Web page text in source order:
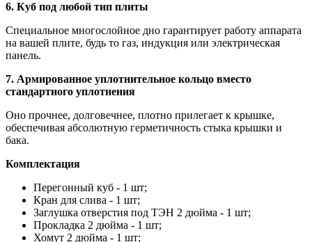
6. Куб под любой тип плиты
Специальное многослойное дно гарантирует работу аппарата
на вашей плите, будь то газ, индукция или электрическая
панель.
7. Армированное уплотнительное кольцо вместо
стандартного уплотнения
Оно прочнее, долговечнее, плотно прилегает к крышке,
обеспечивая абсолютную герметичность стыка крышки и
бака.
Комплектация
Перегонный куб - 1 шт;
Кран для слива - 1 шт;
Заглушка отверстия под ТЭН 2 дюйма - 1 шт;
Прокладка 2 дюйма - 1 шт;
Хомут 2 дюйма - 1 шт;